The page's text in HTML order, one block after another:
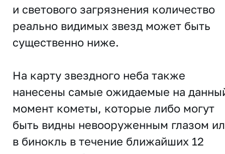
и светового загрязнения количество
реально видимых звезд может быть
существенно ниже.
На карту звездного неба также
нанесены самые ожидаемые на
момент кометы, которые либо могут
быть видны невооруженным глазом
в бинокль в течение ближайших 12